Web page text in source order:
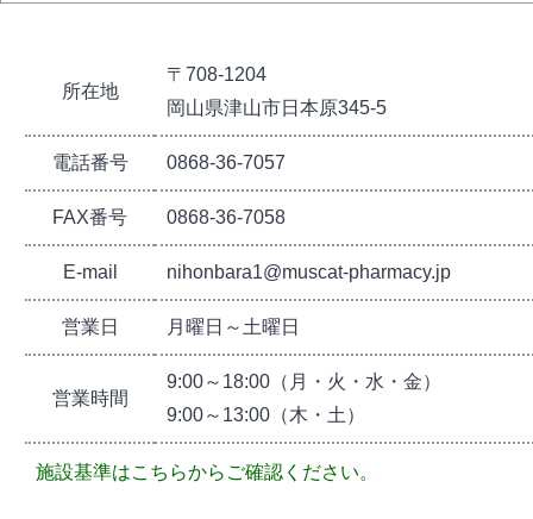
所在地
〒708-1204
岡山県津山市日本原345-5
電話番号 0868-36-7057
FAX番号 0868-36-7058
E-mail nihonbara1@muscat-pharmacy.jp
営業日 月曜日～土曜日
営業時間
9:00～18:00（月・火・水・金）
9:00～13:00（木・土）
施設基準はこちらからご確認ください。